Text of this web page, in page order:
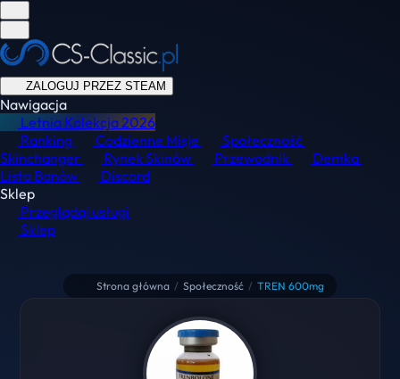
ZALOGUJ PRZEZ STEAM
Nawigacja
Letnia Kolekcja2026
Ranking
Codzienne Misje
Społeczność
Skinchanger
Rynek Skinów Przewodnik
Demka
Lista Banów
Discord
Sklep
Przeglądaj usługi
Sklep
Strona główna / Społeczność / TREN 600mg